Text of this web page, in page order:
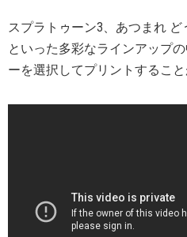
スプラトゥーン3、あつまれ
といった多彩なラインアップ
ーを選択してプリントすること